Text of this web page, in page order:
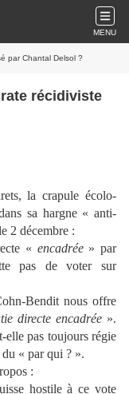
MENU
par Chantal Delsol ?
récidiviste
la crapule écolo-
sa hargne « anti-
2 décembre :
« encadrée» par
pas de voter sur
Bendit nous offre
directe encadrée ».
elle pas toujours régie
« par qui ? ».
:
hostile à ce vote